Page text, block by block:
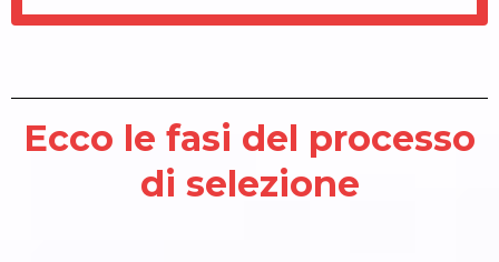
Ecco le fasi del processo
di selezione